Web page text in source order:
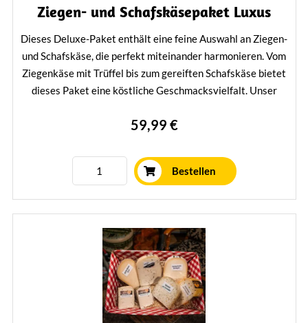
Ziegen- und Schafskäsepaket Luxus
Dieses Deluxe-Paket enthält eine feine Auswahl an Ziegen-
und Schafskäse, die perfekt miteinander harmonieren. Vom
Ziegenkäse mit Trüffel bis zum gereiften Schafskäse bietet
dieses Paket eine köstliche Geschmacksvielfalt. Unser
Käseliebhaber und ein köstlicher Genuss für Sie selbst.
59,99 €
Bestellen